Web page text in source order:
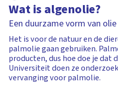
Wat is algenolie?
Een duurzame vorm van olie
Het is voor de natuur en de
palmolie gaan gebruiken.
producten, dus hoe doe je dat
Universiteit doen ze
vervanging voor palmolie.